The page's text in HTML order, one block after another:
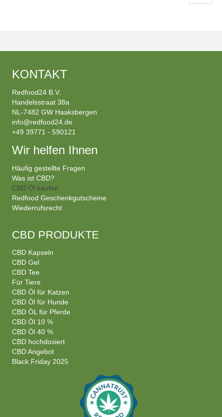
KONTAKT
Redfood24 B.V.
Handelsstraat 38a
NL-7482 GW Haaksbergen
info@redfood24.de
+49 39771 - 590121
Wir helfen Ihnen
Häufig gestellte Fragen
Was ist CBD?
CBD Öl kaufen
Redfood Geschenkgutscheine
Wiederrufsrecht
CBD PRODUKTE
CBD Kapseln
CBD Gel
CBD Tee
Für Tiere
CBD Öl für Katzen
CBD Öl für Hunde
CBD ÖL für Pferde
CBD Öl 10 %
CBD Öl 40 %
CBD hochdosiert
CBD Angebot
Black Friday 2025